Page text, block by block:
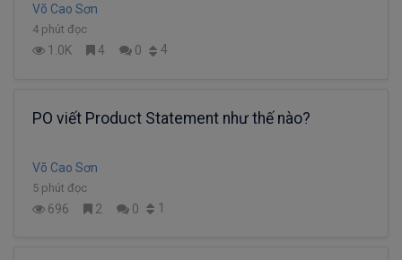
Võ Cao Sơn
4 phút đọc
1.0K 4 0 4
PO viết Product Statement như thế nào?
Võ Cao Sơn
5 phút đọc
696 2 0 1